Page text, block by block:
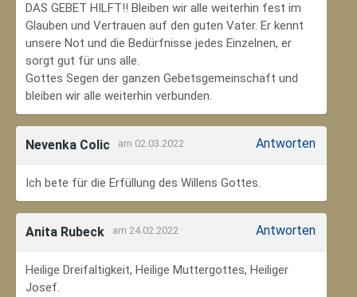
DAS GEBET HILFT!! Bleiben wir alle weiterhin fest im
Glauben und Vertrauen auf den guten Vater. Er kennt
unsere Not und die Bedürfnisse jedes Einzelnen, er
sorgt gut für uns alle.
Gottes Segen der ganzen Gebetsgemeinschaft und
bleiben wir alle weiterhin verbunden.
Nevenka Colic am 02.03.2022 Antworten
Ich bete für die Erfüllung des Willens Gottes.
Anita Rubeck am 24.02.2022 Antworten
Heilige Dreifaltigkeit, Heilige Muttergottes, Heiliger
Josef.